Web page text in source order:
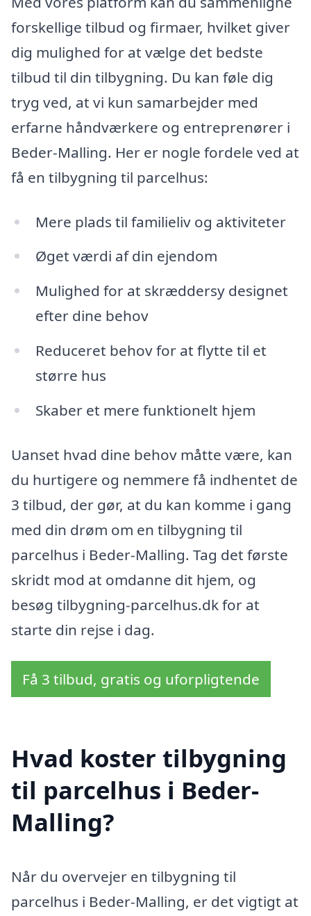
forskellige tilbud og firmaer, hvilket giver
dig mulighed for at vælge det bedste
tilbud til din tilbygning. Du kan føle dig
tryg ved, at vi kun samarbejder med
erfarne håndværkere og entreprenører i
Beder-Malling. Her er nogle fordele ved at
få en tilbygning til parcelhus:
Mere plads til familieliv og aktiviteter
Øget værdi af din ejendom
Mulighed for at skræddersy designet
efter dine behov
Reduceret behov for at flytte til et
større hus
Skaber et mere funktionelt hjem
Uanset hvad dine behov måtte være, kan
du hurtigere og nemmere få indhentet de
3 tilbud, der gør, at du kan komme i gang
med din drøm om en tilbygning til
parcelhus i Beder-Malling. Tag det første
skridt mod at omdanne dit hjem, og
besøg tilbygning-parcelhus.dk for at
starte din rejse i dag.
Få 3 tilbud, gratis og uforpligtende
Hvad koster tilbygning
til parcelhus i Beder-
Malling?
Når du overvejer en tilbygning til
parcelhus i Beder-Malling, er det vigtigt at